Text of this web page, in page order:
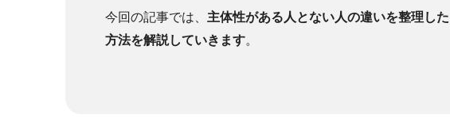
今回の記事では、 主体性がある人とない人の違いを整理し
方法を解説していきます。